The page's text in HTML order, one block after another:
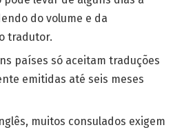
do volume e da
tradutor.
países só aceitam traduções
emitidas até seis meses
muitos consulados exigem